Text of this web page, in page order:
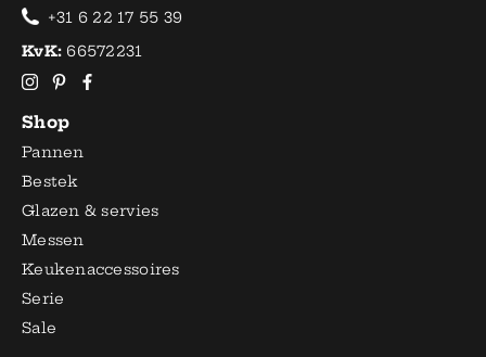
+31 6 22 17 55 39
KvK: 66572231
Shop
Pannen
Bestek
Glazen & servies
Messen
Keukenaccessoires
Serie
Sale